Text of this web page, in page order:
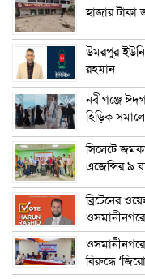
হাজার টাকা
উমরপুর
রহমান
নবীগঞ্জে
হিড়িক
সিলেটে
এজেন্সির ৯
ব্রিটেনের
বিরুদ্ধে